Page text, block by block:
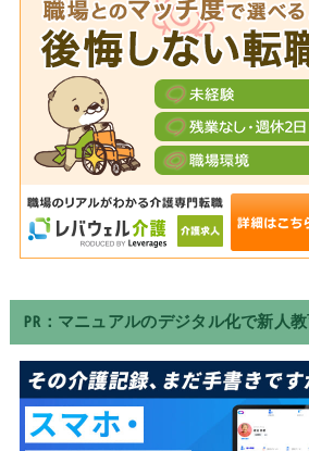
PR：マニュアルのデジタル化で新人